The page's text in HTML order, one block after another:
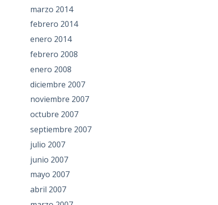
marzo 2014
febrero 2014
enero 2014
febrero 2008
enero 2008
diciembre 2007
noviembre 2007
octubre 2007
septiembre 2007
julio 2007
junio 2007
mayo 2007
abril 2007